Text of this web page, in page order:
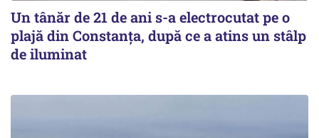
Un tânăr de 21 de ani s-a electrocutat pe o
plajă din Constanța, după ce a atins un stâlp
de iluminat